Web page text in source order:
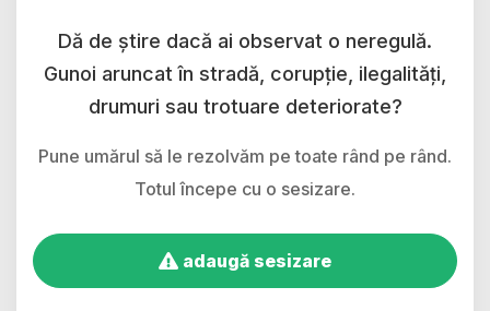
Dă de știre dacă ai observat o neregulă.
Gunoi aruncat în stradă, corupție, ilegalități,
drumuri sau trotuare deteriorate?
Pune umărul să le rezolvăm pe toate rând pe rând.
Totul începe cu o sesizare.
adaugă sesizare